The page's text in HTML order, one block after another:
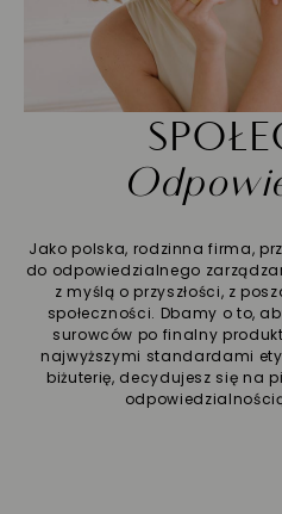
Jako polska, rodzinna firma,
do odpowiedzialnego
z myślą o przyszłości, z
społeczności. Dbamy o to,
surowców po finalny
najwyższymi standardami
biżuterię, decydujesz się na